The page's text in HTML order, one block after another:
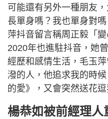
可能還有另外一種朋友
長單身嗎？我也單身對
萍抖音留言稱周正毅「
2020年也進駐抖音，她
經歷和感情生活，毛玉
潑的人，他追求我的時
的愛》，又會突然送花逗
楊恭如被前經理人